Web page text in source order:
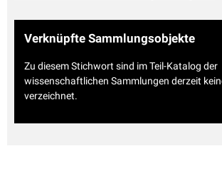
Verknüpfte Sammlungsobjekte
Zu diesem Stichwort sind im Teil-Katalog der
wissenschaftlichen Sammlungen derzeit
verzeichnet.